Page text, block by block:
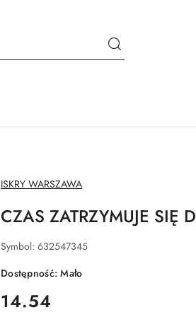
NAZWA
PRODUCENTA:
ISKRY WARSZAWA
CZAS ZATRZYMUJE SIĘ
Symbol: 632547345
Dostępność:Mało
cena:
14.54